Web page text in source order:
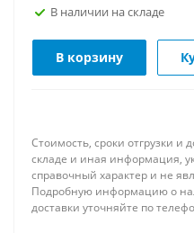
В наличии на складе
В корзину
Стоимость, сроки отгрузки и
складе и иная информация,
справочный характер и не
Подробную информацию о
доставки уточняйте по